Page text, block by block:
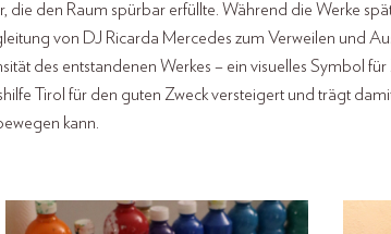
den Raum spürbar erfüllte. Während die Werke
von DJ Ricarda Mercedes zum Verweilen und
des entstandenen Werkes – ein visuelles Symbol
Tirol für den guten Zweck versteigert und trägt
kann.